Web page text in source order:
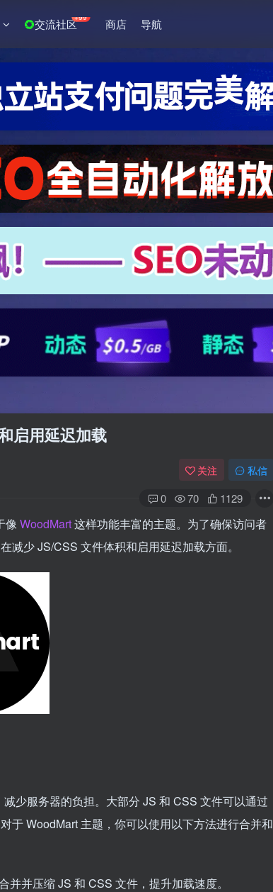
交流社区+99 商店 导航
启用延迟加载
关注 私信
0 70 1129
像 WoodMart这样功能丰富的主题。为了确保访问者
少 JS/CSS 文件体积和启用延迟加载方面。
少服务器的负担。大部分 JS 和 CSS 文件可以通过
于 WoodMart 主题，你可以使用以下方法进行合并和
并并压缩 JS 和 CSS 文件，提升加载速度。